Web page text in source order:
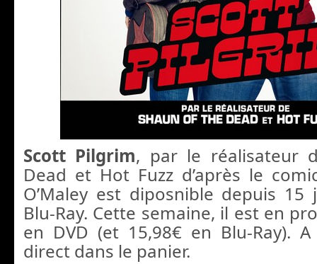
Scott Pilgrim, par le réalisateur
Dead et Hot Fuzz d’après le
O’Maley est diposnible depuis
Blu-Ray. Cette semaine, il est en
en DVD (et 15,98€ en Blu-Ray).
direct dans le panier.